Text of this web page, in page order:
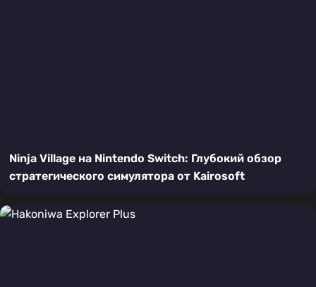
Ninja Village на Nintendo Switch: Глубокий обзор
стратегического симулятора от Kairosoft